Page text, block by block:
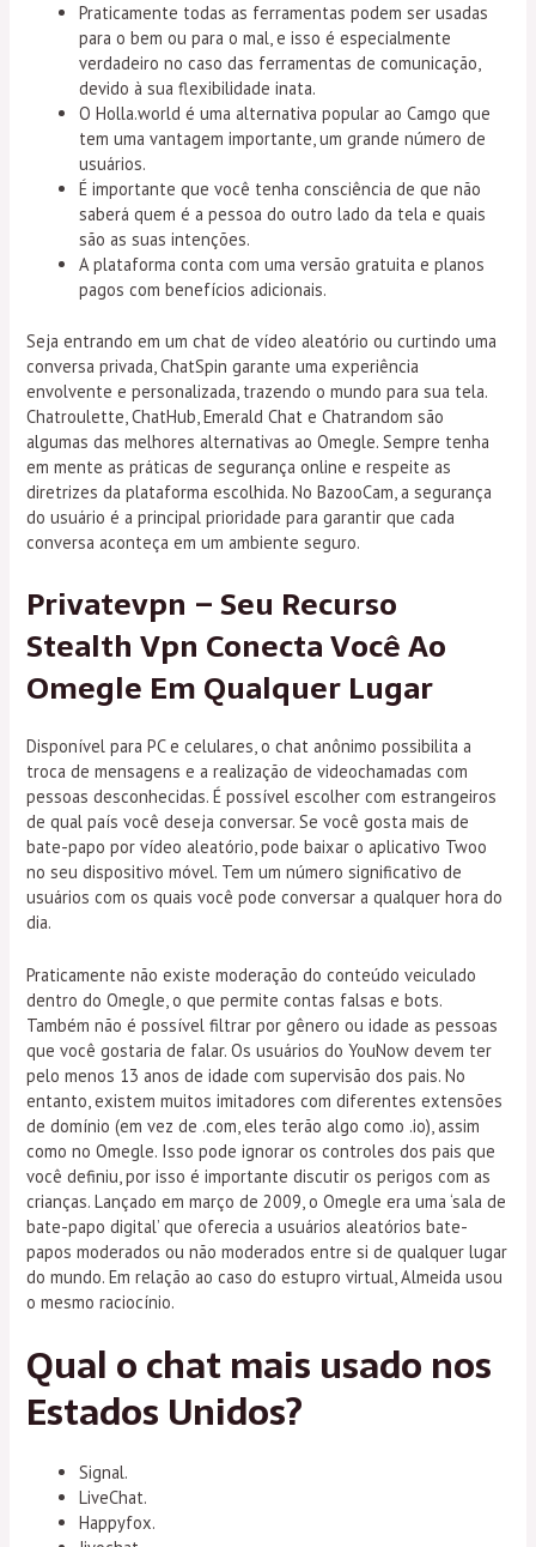
Praticamente todas as ferramentas podem ser usadas
para o bem ou para o mal, e isso é especialmente
verdadeiro no caso das ferramentas de comunicação,
devido à sua flexibilidade inata.
O Holla.world é uma alternativa popular ao Camgo que
tem uma vantagem importante, um grande número de
usuários.
É importante que você tenha consciência de que não
saberá quem é a pessoa do outro lado da tela e quais
são as suas intenções.
A plataforma conta com uma versão gratuita e planos
pagos com benefícios adicionais.
Seja entrando em um chat de vídeo aleatório ou curtindo uma
conversa privada, ChatSpin garante uma experiência
envolvente e personalizada, trazendo o mundo para sua tela.
Chatroulette, ChatHub, Emerald Chat e Chatrandom são
algumas das melhores alternativas ao Omegle. Sempre tenha
em mente as práticas de segurança online e respeite as
diretrizes da plataforma escolhida. No BazooCam, a segurança
do usuário é a principal prioridade para garantir que cada
conversa aconteça em um ambiente seguro.
Privatevpn – Seu Recurso
Stealth Vpn Conecta Você Ao
Omegle Em Qualquer Lugar
Disponível para PC e celulares, o chat anônimo possibilita a
troca de mensagens e a realização de videochamadas com
pessoas desconhecidas. É possível escolher com estrangeiros
de qual país você deseja conversar. Se você gosta mais de
bate-papo por vídeo aleatório, pode baixar o aplicativo Twoo
no seu dispositivo móvel. Tem um número significativo de
usuários com os quais você pode conversar a qualquer hora do
dia.
Praticamente não existe moderação do conteúdo veiculado
dentro do Omegle, o que permite contas falsas e bots.
Também não é possível filtrar por gênero ou idade as pessoas
que você gostaria de falar. Os usuários do YouNow devem ter
pelo menos 13 anos de idade com supervisão dos pais. No
entanto, existem muitos imitadores com diferentes extensões
de domínio (em vez de .com, eles terão algo como .io), assim
como no Omegle. Isso pode ignorar os controles dos pais que
você definiu, por isso é importante discutir os perigos com as
crianças. Lançado em março de 2009, o Omegle era uma ‘sala de
bate-papo digital’ que oferecia a usuários aleatórios bate-
papos moderados ou não moderados entre si de qualquer lugar
do mundo. Em relação ao caso do estupro virtual, Almeida usou
o mesmo raciocínio.
Qual o chat mais usado nos
Estados Unidos?
Signal.
LiveChat.
Happyfox.